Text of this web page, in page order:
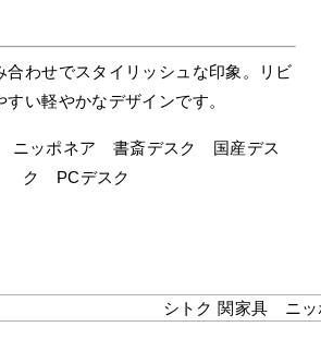
合わせでスタイリッシュな印象。リビ
い軽やかなデザインです。